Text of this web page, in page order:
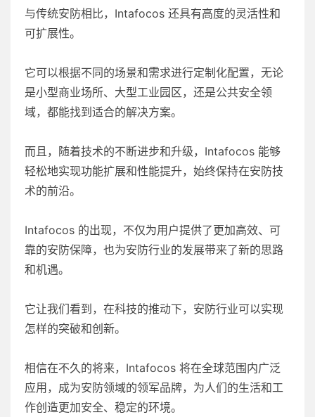
与传统安防相比，Intafocos 还具有高度的灵活性和
可扩展性。
它可以根据不同的场景和需求进行定制化配置，无论
是小型商业场所、大型工业园区，还是公共安全领
域，都能找到适合的解决方案。
而且，随着技术的不断进步和升级，Intafocos 能够
轻松地实现功能扩展和性能提升，始终保持在安防技
术的前沿。
Intafocos 的出现，不仅为用户提供了更加高效、可
靠的安防保障，也为安防行业的发展带来了新的思路
和机遇。
它让我们看到，在科技的推动下，安防行业可以实现
怎样的突破和创新。
相信在不久的将来，Intafocos 将在全球范围内广泛
应用，成为安防领域的领军品牌，为人们的生活和工
作创造更加安全、稳定的环境。